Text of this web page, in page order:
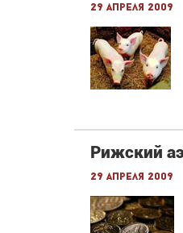
29 апреля 2009
Рижский
29 апреля 2009